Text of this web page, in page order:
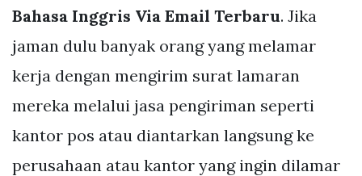
Bahasa Inggris Via Email Terbaru. Jika
jaman dulu banyak orang yang melamar
kerja dengan mengirim surat lamaran
mereka melalui jasa pengiriman seperti
kantor pos atau diantarkan langsung ke
perusahaan atau kantor yang ingin dilamar